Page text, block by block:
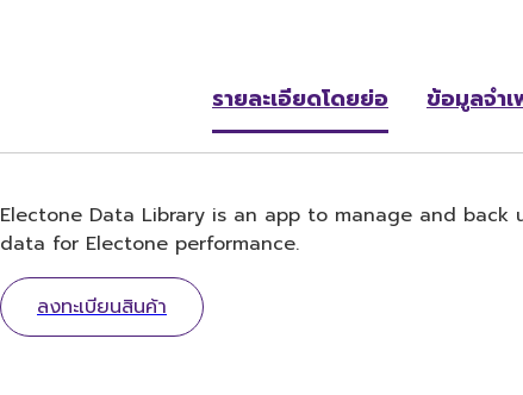
รายละเอียดโดยย่อ ข้อมูลจำเ
Electone Data Library is an app to manage and back
data for Electone performance.
ลงทะเบียนสินค้า